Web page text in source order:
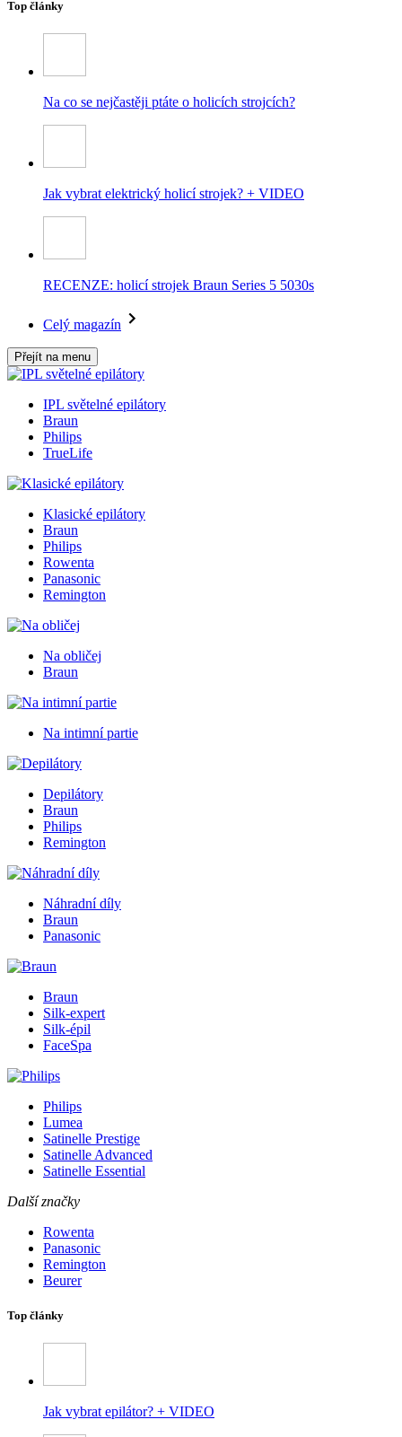
Top články
Na co se nejčastěji ptáte o holicích strojcích?
Jak vybrat elektrický holicí strojek? + VIDEO
RECENZE: holicí strojek Braun Series 5 5030s
Celý magazín
Přejít na menu
IPL světelné epilátory
Braun
Philips
TrueLife
Klasické epilátory
Braun
Philips
Rowenta
Panasonic
Remington
Na obličej
Braun
Na intimní partie
Depilátory
Braun
Philips
Remington
Náhradní díly
Braun
Panasonic
Braun
Silk-expert
Silk-épil
FaceSpa
Philips
Lumea
Satinelle Prestige
Satinelle Advanced
Satinelle Essential
Další značky
Rowenta
Panasonic
Remington
Beurer
Top články
Jak vybrat epilátor? + VIDEO